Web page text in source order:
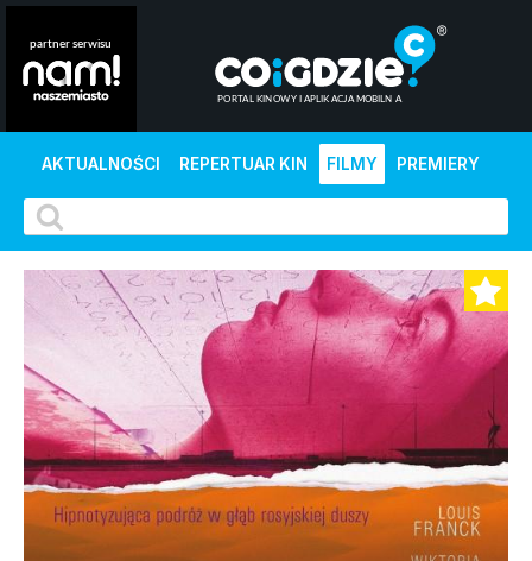
AKTUALNOŚCI REPERTUAR KIN FILMY PREMIERY